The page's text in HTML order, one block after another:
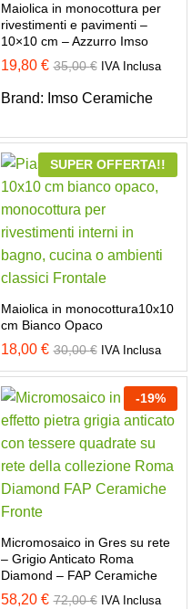
Maiolica in monocottura per
rivestimenti e pavimenti –
10×10 cm – Azzurro Imso
19,80 € 35,00€ IVA Inclusa
Brand: Imso Ceramiche
SUPER OFFERTA!!
Maiolica in monocottura10x10
cm Bianco Opaco
18,00 € 30,00€ IVA Inclusa
-19%
Micromosaico in Gres su rete
– Grigio Anticato Roma
Diamond – FAP Ceramiche
58,20 € 72,00€ IVA Inclusa